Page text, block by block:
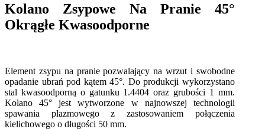
Kolano Zsypowe Na Pranie 45°
Okrągłe Kwasoodporne
Element zsypu na pranie pozwalający na wrzut i swobodne
opadanie ubrań pod kątem 45°. Do produkcji wykorzystano
stal kwasoodporną o gatunku 1.4404 oraz grubości 1 mm.
Kolano 45° jest wytworzone w najnowszej technologii
spawania plazmowego z zastosowaniem połączenia
kielichowego o długości 50 mm.